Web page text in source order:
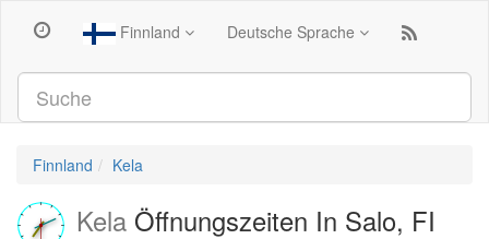
Finnland Deutsche Sprache
Finnland Kela
Kela Öffnungszeiten In Salo, FI